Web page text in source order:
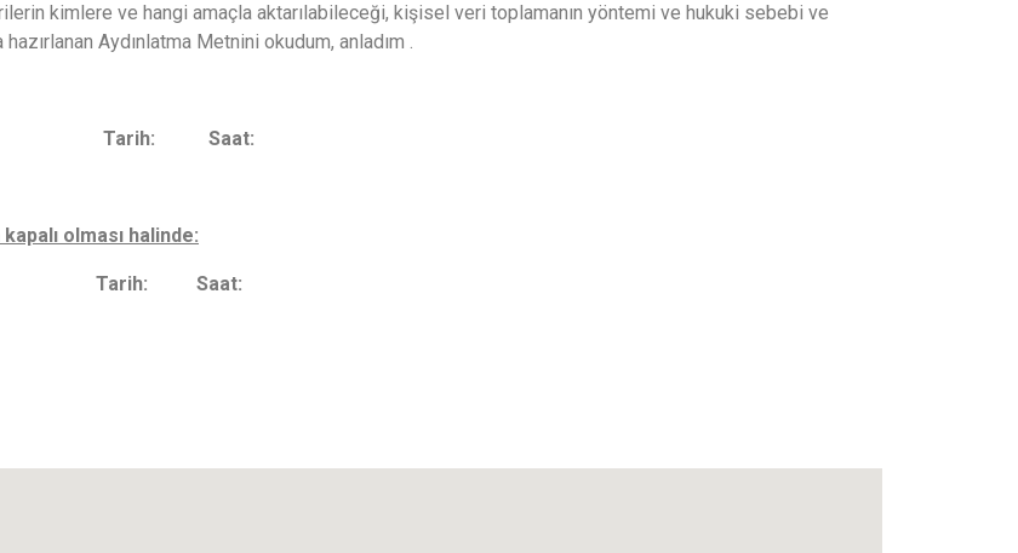
kimlere ve hangi amaçla aktarılabileceği, kişisel veri toplamanın yöntemi ve hukuki sebebi ve
Aydınlatma Metnini okudum, anladım .
Saat:
olması halinde:
Tarih: Saat: